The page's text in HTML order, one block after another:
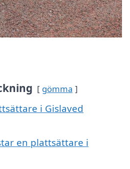
gömma
i Gislaved
en plattsättare i